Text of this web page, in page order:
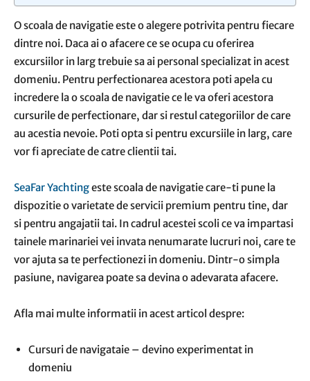
O scoala de navigatie este o alegere potrivita pentru fiecare
dintre noi. Daca ai o afacere ce se ocupa cu oferirea
excursiilor in larg trebuie sa ai personal specializat in acest
domeniu. Pentru perfectionarea acestora poti apela cu
incredere la o scoala de navigatie ce le va oferi acestora
cursurile de perfectionare, dar si restul categoriilor de care
au acestia nevoie. Poti opta si pentru excursiile in larg, care
vor fi apreciate de catre clientii tai.
SeaFar Yachtingeste scoala de navigatie care-ti pune la
dispozitie o varietate de servicii premium pentru tine, dar
si pentru angajatii tai. In cadrul acestei scoli ce va impartasi
tainele marinariei vei invata nenumarate lucruri noi, care te
vor ajuta sa te perfectionezi in domeniu. Dintr-o simpla
pasiune, navigarea poate sa devina o adevarata afacere.
Afla mai multe informatii in acest articol despre:
Cursuri de navigataie – devino experimentat in
domeniu